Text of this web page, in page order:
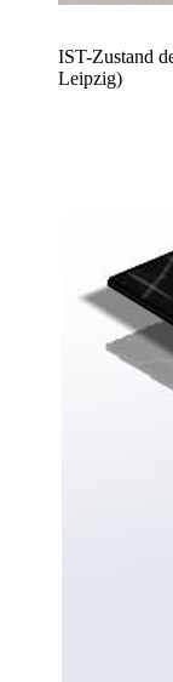
IST-Zustand
Leipzig)